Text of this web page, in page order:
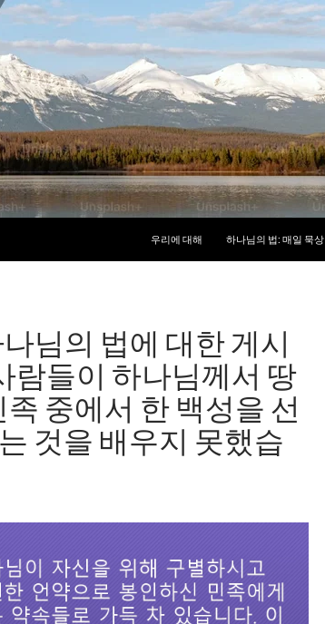
우리에 대해
하나님의 법: 매일 묵상
님의 법에 대한 게시
람들이 하나님께서 땅
중에서 한 백성을 선
것을 배우지 못했습